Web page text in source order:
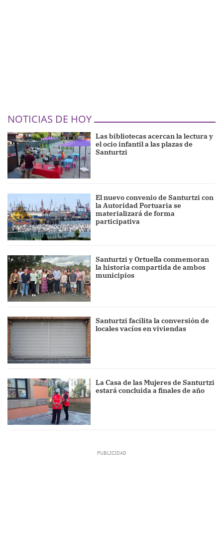
NOTICIAS DE HOY
Las bibliotecas acercan la lectura y
el ocio infantil a las plazas de
Santurtzi
El nuevo convenio de Santurtzi con
la Autoridad Portuaria se
materializará de forma
participativa
Santurtzi y Ortuella conmemoran
la historia compartida de ambos
municipios
Santurtzi facilita la conversión de
locales vacíos en viviendas
La Casa de las Mujeres de Santurtzi
estará concluida a finales de año